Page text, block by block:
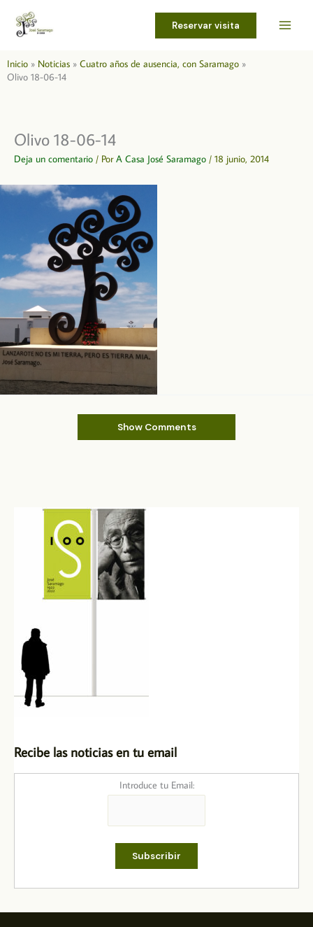
contenido
Reservar visita
Inicio Noticias
Cuatro años de ausencia, con Saramago
Olivo 18-06-14
Olivo 18-06-14
Deja un comentario / PorA Casa José Saramago / 18 junio, 2014
Show Comments
Recibe las noticias en tu email
Introduce tu Email: